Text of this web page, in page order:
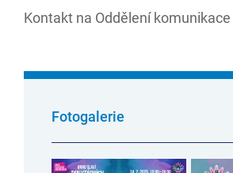
Kontakt na Oddělení komunikace
Fotogalerie